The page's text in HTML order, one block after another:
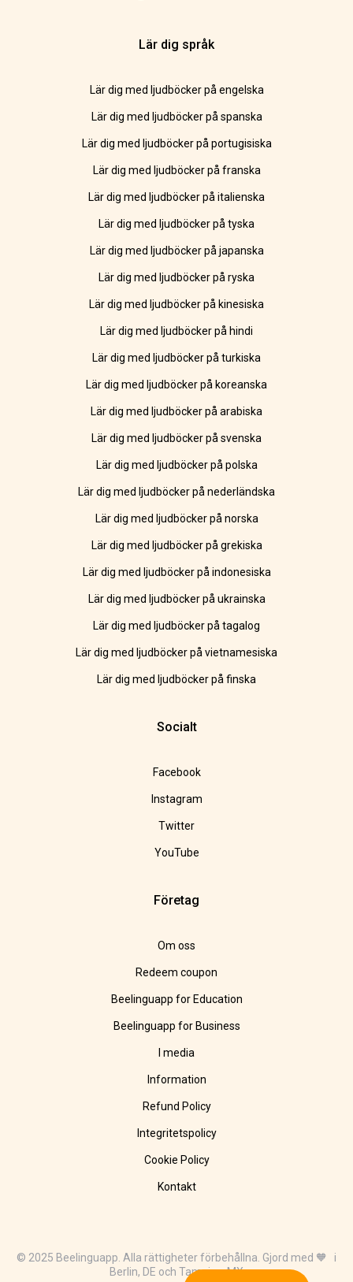
Lär dig språk
Lär dig med ljudböcker på engelska
Lär dig med ljudböcker på spanska
Lär dig med ljudböcker på portugisiska
Lär dig med ljudböcker på franska
Lär dig med ljudböcker på italienska
Lär dig med ljudböcker på tyska
Lär dig med ljudböcker på japanska
Lär dig med ljudböcker på ryska
Lär dig med ljudböcker på kinesiska
Lär dig med ljudböcker på hindi
Lär dig med ljudböcker på turkiska
Lär dig med ljudböcker på koreanska
Lär dig med ljudböcker på arabiska
Lär dig med ljudböcker på svenska
Lär dig med ljudböcker på polska
Lär dig med ljudböcker på nederländska
Lär dig med ljudböcker på norska
Lär dig med ljudböcker på grekiska
Lär dig med ljudböcker på indonesiska
Lär dig med ljudböcker på ukrainska
Lär dig med ljudböcker på tagalog
Lär dig med ljudböcker på vietnamesiska
Lär dig med ljudböcker på finska
Socialt
Facebook
Instagram
Twitter
YouTube
Företag
Om oss
Redeem coupon
Beelinguapp for Education
Beelinguapp for Business
I media
Information
Refund Policy
Integritetspolicy
Cookie Policy
Kontakt
© 2025 Beelinguapp. Alla rättigheter förbehållna. Gjord med 🧡 i
Berlin, DE och Tampico, MX